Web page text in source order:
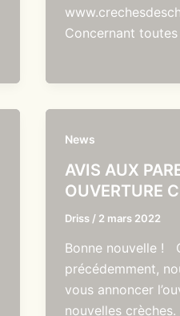
Concernant toutes
News
AVIS AUX
OUVERTURE
Driss / 2 mars 2022
Bonne nouvelle !
précédemment,
vous annoncer
nouvelles